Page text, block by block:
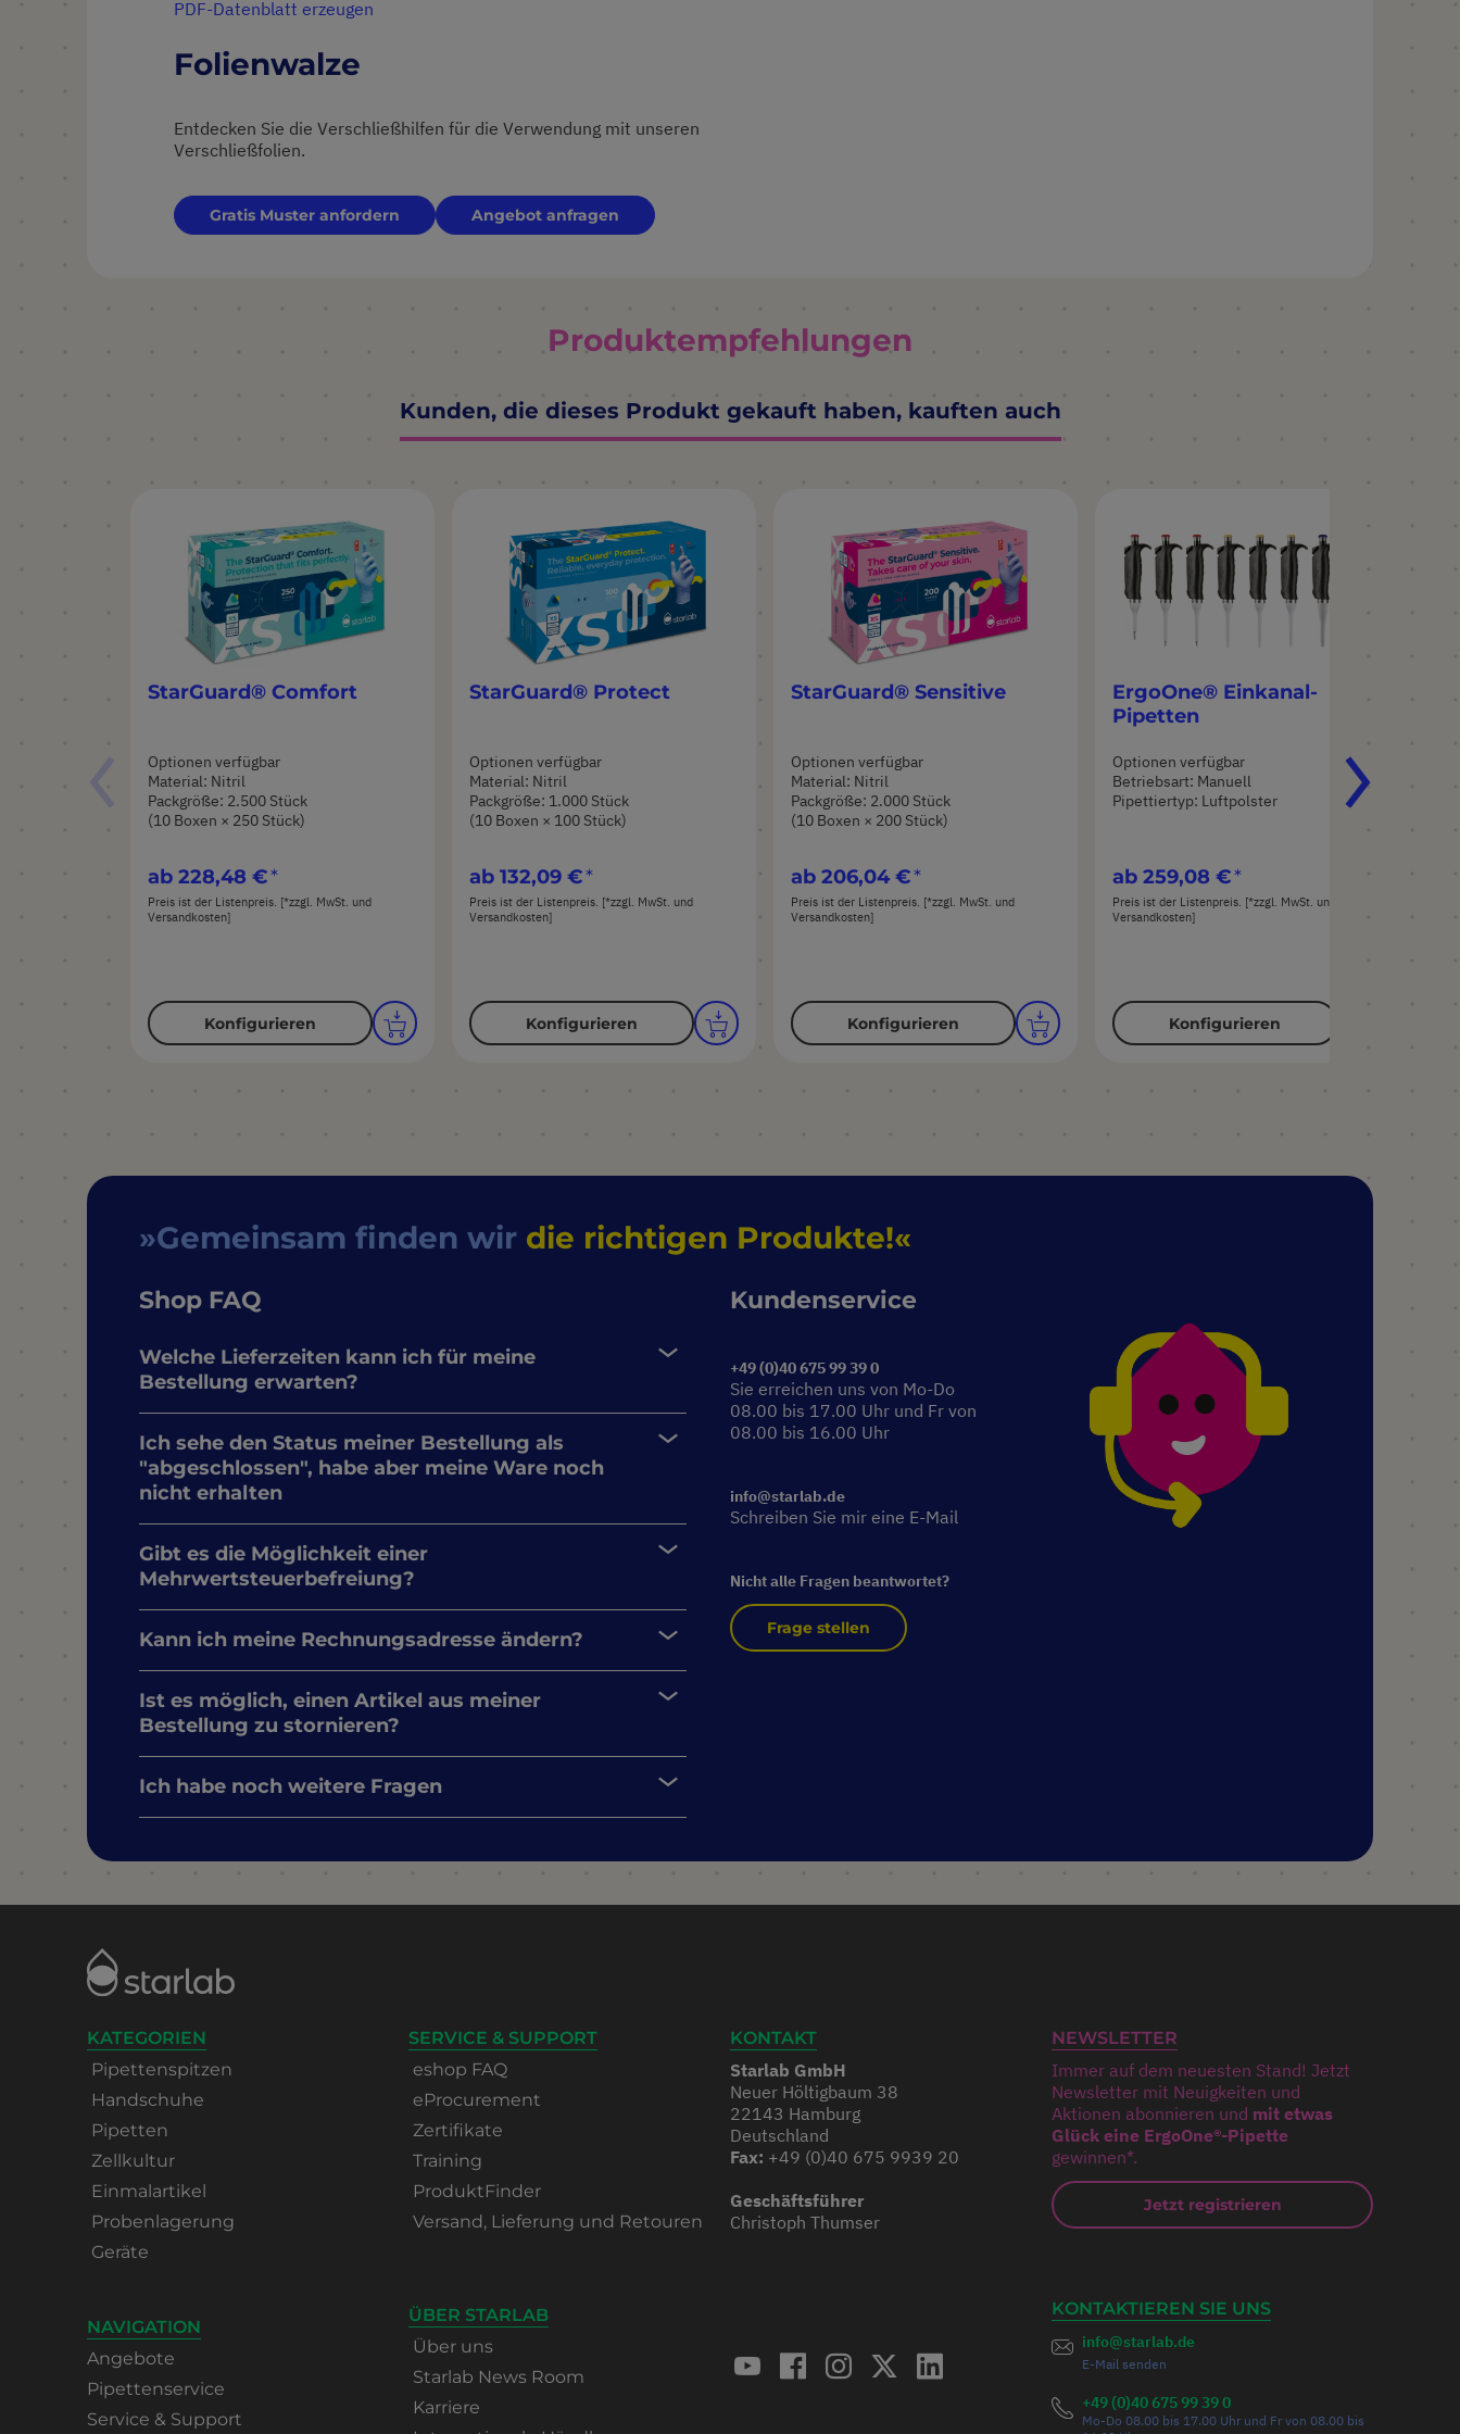
PDF-Datenblatt erzeugen
Folienwalze
Entdecken Sie die Verschließhilfen für die Verwendung mit unseren
Verschließfolien.
Gratis Muster anfordern Angebot anfragen
Produktempfehlungen
Kunden, die dieses Produkt gekauft haben, kauften auch
StarGuard® Comfort
Optionen verfügbar
Material: Nitril
Packgröße: 2.500 Stück
(10 Boxen × 250 Stück)
ab 228,48 €
Preis ist der Listenpreis. [*zzgl. MwSt. und
Versandkosten]
Konfigurieren
StarGuard® Protect
Optionen verfügbar
Material: Nitril
Packgröße: 1.000 Stück
(10 Boxen × 100 Stück)
ab 132,09 €
Preis ist der Listenpreis. [*zzgl. MwSt. und
Versandkosten]
Konfigurieren
StarGuard® Sensitive
Optionen verfügbar
Material: Nitril
Packgröße: 2.000 Stück
(10 Boxen × 200 Stück)
ab 206,04 €
Preis ist der Listenpreis. [*zzgl. MwSt. und
Versandkosten]
Konfigurieren
ErgoOne® Einkanal-
Pipetten
Optionen verfügbar
Betriebsart: Manuell
Pipettiertyp: Luftpolster
ab 259,08 €
Preis ist der Listenpreis. [*zzgl. MwSt. und
Versandkosten]
Konfigurieren
Gemeinsam finden wir die richtigen Produkte!
Shop FAQ
Welche Lieferzeiten kann ich für meine
Bestellung erwarten?
Ich sehe den Status meiner Bestellung als
"abgeschlossen", habe aber meine Ware noch
nicht erhalten
Gibt es die Möglichkeit einer
Mehrwertsteuerbefreiung?
Kann ich meine Rechnungsadresse ändern?
Ist es möglich, einen Artikel aus meiner
Bestellung zu stornieren?
Ich habe noch weitere Fragen
Kundenservice
+49 (0)40 675 99 39 0
Sie erreichen uns von Mo-Do
08.00 bis 17.00 Uhr und Fr von
08.00 bis 16.00 Uhr
info@starlab.de
Schreiben Sie mir eine E-Mail
Nicht alle Fragen beantwortet?
Frage stellen
KATEGORIEN
Pipettenspitzen
Handschuhe
Pipetten
Zellkultur
Einmalartikel
Probenlagerung
Geräte
NAVIGATION
Angebote
Pipettenservice
Service & Support
SERVICE & SUPPORT
eshop FAQ
eProcurement
Zertifikate
Training
ProduktFinder
Versand, Lieferung und Retouren
ÜBER STARLAB
Über uns
Starlab News Room
Karriere
KONTAKT
Starlab GmbH
Neuer Höltigbaum 38
22143 Hamburg
Deutschland
Fax: +49 (0)40 675 9939 20
Geschäftsführer
Christoph Thumser
NEWSLETTER
Immer auf dem neuesten Stand! Jetzt
Newsletter mit Neuigkeiten und
Aktionen abonnieren und mit etwas
Glück eine ErgoOne®-Pipette
gewinnen*.
Jetzt registrieren
KONTAKTIEREN SIE UNS
info@starlab.de
E-Mail senden
+49 (0)40 675 99 39 0
Mo-Do 08.00 bis 17.00 Uhr und Fr von 08.00 bis